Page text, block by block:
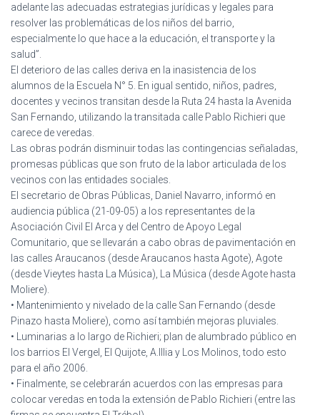
adelante las adecuadas estrategias jurídicas y legales para
resolver las problemáticas de los niños del barrio,
especialmente lo que hace a la educación, el transporte y la
salud”.
El deterioro de las calles deriva en la inasistencia de los
alumnos de la Escuela N° 5. En igual sentido, niños, padres,
docentes y vecinos transitan desde la Ruta 24 hasta la Avenida
San Fernando, utilizando la transitada calle Pablo Richieri que
carece de veredas.
Las obras podrán disminuir todas las contingencias señaladas,
promesas públicas que son fruto de la labor articulada de los
vecinos con las entidades sociales.
El secretario de Obras Públicas, Daniel Navarro, informó en
audiencia pública (21-09-05) a los representantes de la
Asociación Civil El Arca y del Centro de Apoyo Legal
Comunitario, que se llevarán a cabo obras de pavimentación en
las calles Araucanos (desde Araucanos hasta Agote), Agote
(desde Vieytes hasta La Música), La Música (desde Agote hasta
Moliere).
• Mantenimiento y nivelado de la calle San Fernando (desde
Pinazo hasta Moliere), como así también mejoras pluviales.
• Luminarias a lo largo de Richieri; plan de alumbrado público en
los barrios El Vergel, El Quijote, A.Illia y Los Molinos, todo esto
para el año 2006.
• Finalmente, se celebrarán acuerdos con las empresas para
colocar veredas en toda la extensión de Pablo Richieri (entre las